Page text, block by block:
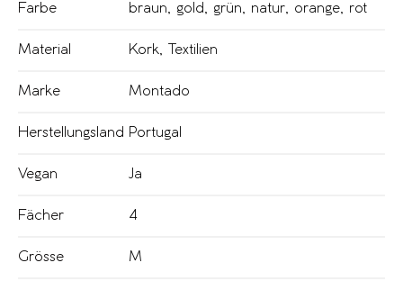
Farbe braun gold grün natur orange rot
Material Kork Textilien
Marke Montado
Herstellungsland Portugal
Vegan Ja
Fächer 4
Grösse M